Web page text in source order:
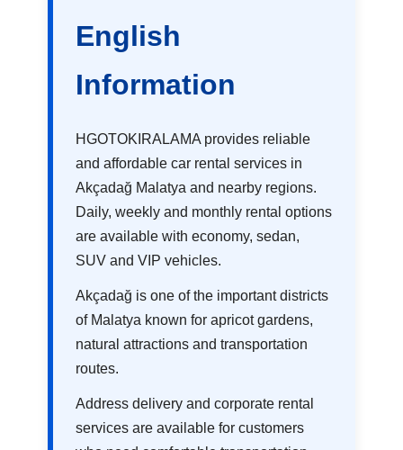
English
Information
HGOTOKIRALAMA provides reliable
and affordable car rental services in
Akçadağ Malatya and nearby regions.
Daily, weekly and monthly rental options
are available with economy, sedan,
SUV and VIP vehicles.
Akçadağ is one of the important districts
of Malatya known for apricot gardens,
natural attractions and transportation
routes.
Address delivery and corporate rental
services are available for customers